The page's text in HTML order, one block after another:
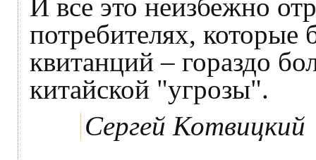
И все это неизбежно
потребителях,
квитанций – гораздо
китайской "угрозы".
Сергей Котвицкий